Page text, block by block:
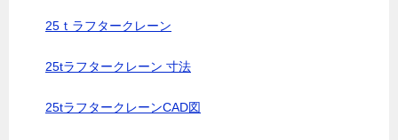
25ｔラフタークレーン
25tラフタークレーン 寸法
25tラフタークレーンCAD図